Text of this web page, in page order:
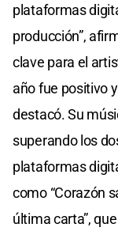
plataformas
producción”,
clave para el
año fue positivo
destacó. Su
superando los
plataformas
como “Corazón
última carta”,